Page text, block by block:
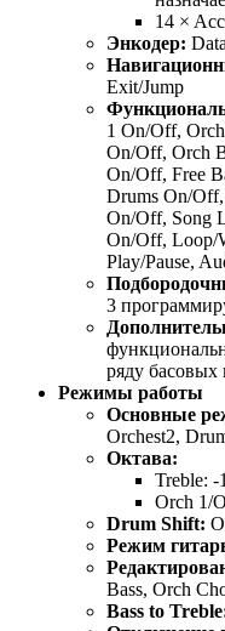
14 ×
Энкодер:
Exit/Jump
1 On/Off,
On/Off, Orch
On/Off, Free
Drums On/
On/Off, Song
On/Off, Loop/
Play/Pause,
3
ряду басовых
Режимы работы
Основные
Orchest2,
Октава:
Treble: -
Orch 1/
Drum Shift:
Режим
Bass, Orch
Bass to